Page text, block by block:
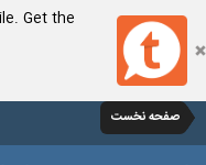
Get the
صفحه نخست